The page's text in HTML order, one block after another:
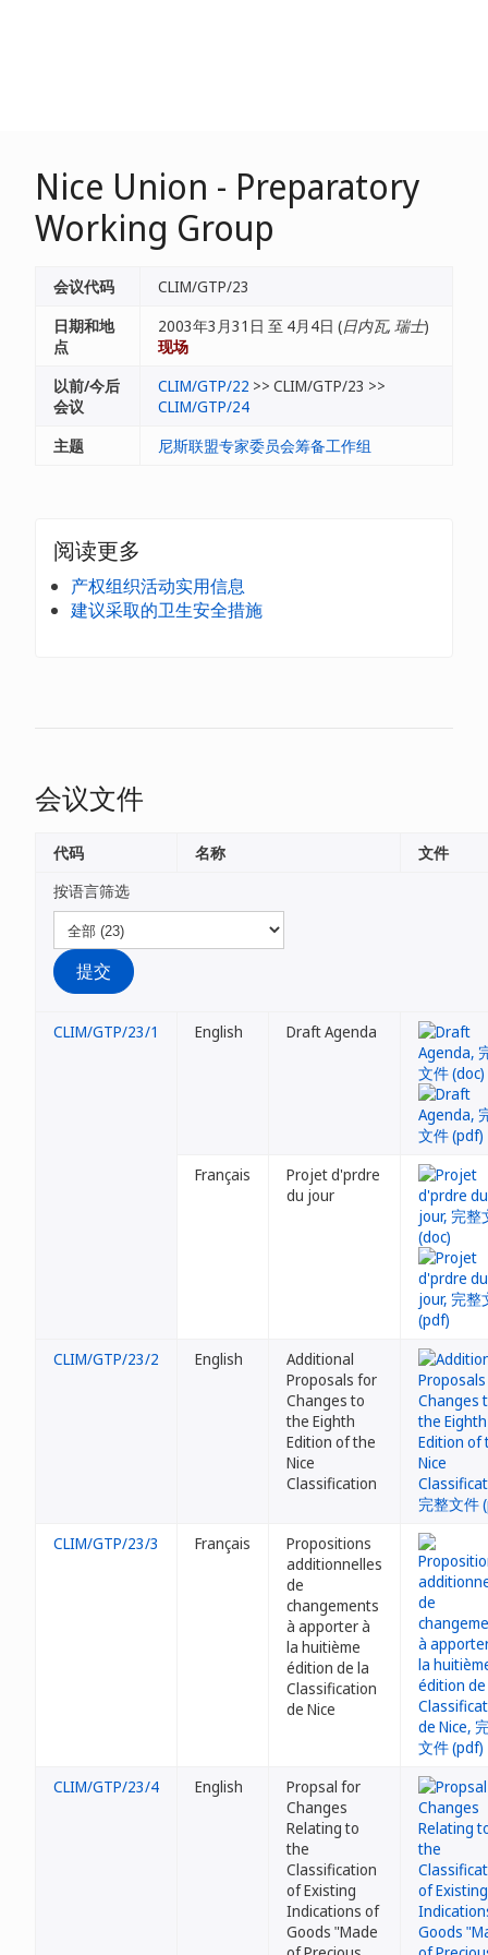
Nice Union - Preparatory
Working Group
会议代码
CLIM/GTP/23
日期和地
点
2003年3月31日 至 4月4日 (日内瓦, 瑞士)
现场
以前/今后
会议
CLIM/GTP/22 >> CLIM/GTP/23 >>
CLIM/GTP/24
主题
尼斯联盟专家委员会筹备工作组
阅读更多
产权组织活动实用信息
建议采取的卫生安全措施
会议文件
按语言筛选
代码 名称 文件
CLIM/GTP/23/1 English Draft Agenda
Français
Projet d'prdre
du jour
CLIM/GTP/23/2 English
Additional
Proposals for
Changes to
the Eighth
Edition of the
Nice
Classification
CLIM/GTP/23/3 Français
Propositions
additionnelles
de
changements
à apporter à
la huitième
édition de la
Classification
de Nice
CLIM/GTP/23/4 English
Propsal for
Changes
Relating to
the
Classification
of Existing
Indications of
Goods "Made